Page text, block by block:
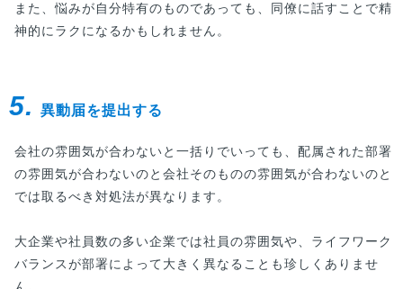
また、悩みが自分特有のものであっても、同僚に話すことで精
神的にラクになるかもしれません。
5. 異動届を提出する
会社の雰囲気が合わないと一括りでいっても、配属された部署
の雰囲気が合わないのと会社そのものの雰囲気が合わないのと
では取るべき対処法が異なります。
大企業や社員数の多い企業では社員の雰囲気や、ライフワーク
バランスが部署によって大きく異なることも珍しくありませ